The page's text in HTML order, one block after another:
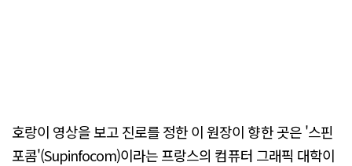
호랑이 영상을 보고 진로를 정한 이 원장이 향한 곳은 '스핀
포콤'(Supinfocom)이라는 프랑스의 컴퓨터 그래픽 대학이